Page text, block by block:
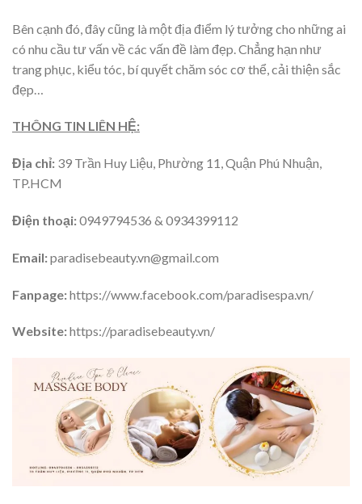
Bên cạnh đó, đây cũng là một địa điểm lý tưởng cho những ai
có nhu cầu tư vấn về các vấn đề làm đẹp. Chẳng hạn như
trang phục, kiểu tóc, bí quyết chăm sóc cơ thể, cải thiện sắc
đẹp…
THÔNG TIN LIÊN HỆ:
Địa chỉ: 39 Trần Huy Liệu, Phường 11, Quận Phú Nhuận,
TP.HCM
Điện thoại:0949794536 & 0934399112
Email:paradisebeauty.vn@gmail.com
Fanpage:https://www.facebook.com/paradisespa.vn/
Website:https://paradisebeauty.vn/